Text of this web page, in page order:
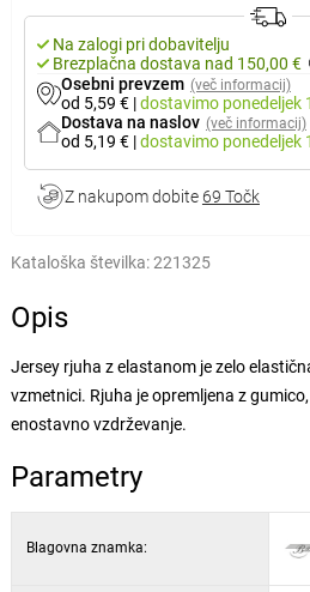
Na zalogi pri dobavitelju
Brezplačna dostava nad 150,00 €
Osebni prevzem (več informacij)
od 5,59 € |dostavimo ponedeljek
Dostava na naslov (več informacij)
od 5,19 € |dostavimo ponedeljek
Z nakupom dobite 69 Točk
Kataloška številka:221325
Opis
Jersey rjuha z elastanom je zelo
vzmetnici. Rjuha je opremljena z
enostavno vzdrževanje.
Parametry
Blagovna znamka: